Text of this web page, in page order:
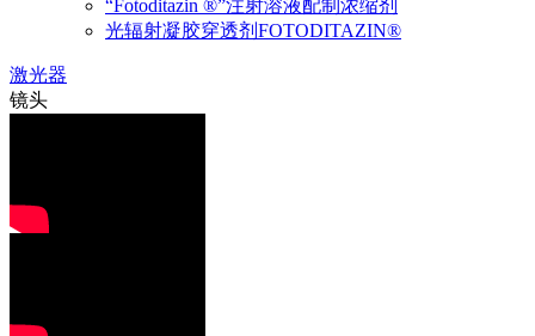
“Fotoditazin ®”注射溶液配制浓缩剂
光辐射凝胶穿透剂FOTODITAZIN®
激光器
镜头